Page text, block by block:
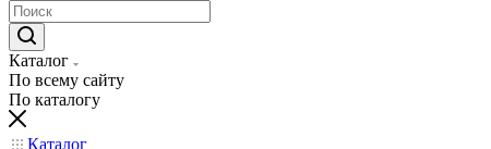
Каталог
По всему сайту
По каталогу
Каталог